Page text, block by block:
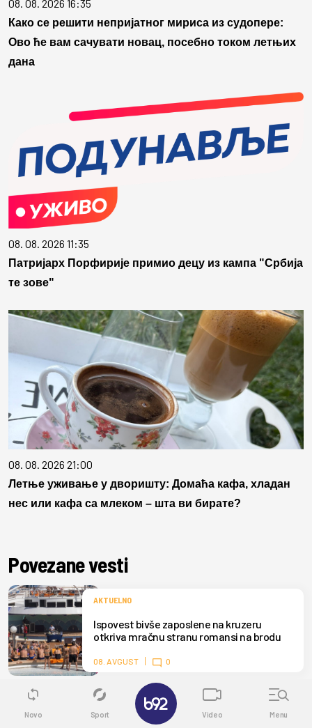
08. 08. 2026 16:35
Како се решити непријатног мириса из судопере:
Ово ће вам сачувати новац, посебно током летњих
дана
08. 08. 2026 11:35
Патријарх Порфирије примио децу из кампа "Србија
те зове"
08. 08. 2026 21:00
Летње уживање у дворишту: Домаћа кафа, хладан
нес или кафа са млеком – шта ви бирате?
Povezane vesti
AKTUELNO
Ispovest bivše zaposlene na kruzeru
otkriva mračnu stranu romansi na brodu
08. AVGUST 0
AKTUELNO
Neočekivane kontrole unutar EU; Španija
Novo Sport Video Menu
✕